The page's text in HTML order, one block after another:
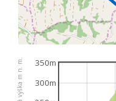
300m
350m